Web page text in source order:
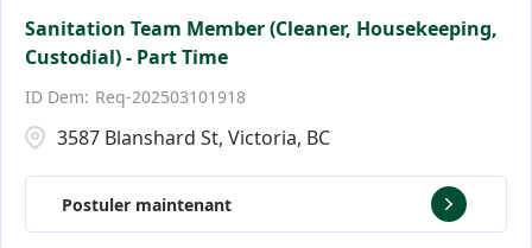
Sanitation Team Member (Cleaner, Housekeeping,
Custodial) - Part Time
Req-202503101918
3587 Blanshard St, Victoria, BC
Postuler maintenant